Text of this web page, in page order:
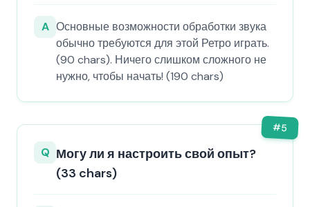
A Основные возможности обработки звука
обычно требуются для этой Ретро играть.
(90 chars). Ничего слишком сложного не
нужно, чтобы начать! (190 chars)
#5
Q Могу ли я настроить свой опыт?
(33 chars)